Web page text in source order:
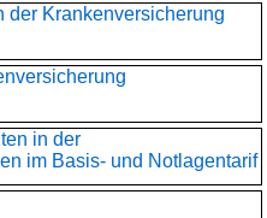
der Krankenversicherung
in der
im Basis- und Notlagentarif